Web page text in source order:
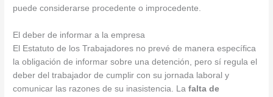
puede considerarse procedente o improcedente.
El deber de informar a la empresa
El Estatuto de los Trabajadores no prevé de manera específica
la obligación de informar sobre una detención, pero sí regula el
deber del trabajador de cumplir con su jornada laboral y
comunicar las razones de su inasistencia. Lafalta de